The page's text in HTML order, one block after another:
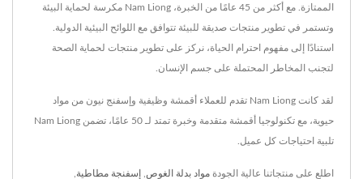
الممتازة. مع أكثر من 45 عامًا من الخبرة، Nam Liong مكرسة لحماية البيئة
وتستمر في تطوير منتجات صديقة للبيئة تتوافق مع اللوائح البيئية الدولية.
استنادًا إلى مفهوم احترام الحياة، نركز على تطوير منتجات لحماية الصحة
لتجنب المخاطر المحتملة على جسم الإنسان.
لقد كانت Nam Liong تقدم للعملاء أقمشة وظيفية وإسفنج نيون من مواد
حيوية، مع تكنولوجيا أقمشة متقدمة وخبرة تمتد لـ 50 عامًا، تضمن Nam Liong
تلبية احتياجات كل عميل.
اطلع على منتجاتنا عالية الجودة مواد بدلة الغوص إسفنجة مطاطية